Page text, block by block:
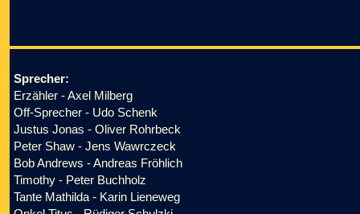
Sprecher:
Erzähler - Axel Milberg
Off-Sprecher - Udo Schenk
Justus Jonas - Oliver Rohrbeck
Peter Shaw - Jens Wawrczeck
Bob Andrews - Andreas Fröhlich
Timothy - Peter Buchholz
Tante Mathilda - Karin Lieneweg